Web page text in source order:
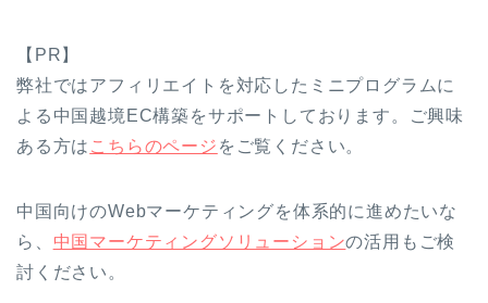
【PR】
弊社ではアフィリエイトを対応したミニプログラムに
よる中国越境EC構築をサポートしております。ご興味
ある方は こちらのページ をご覧ください。
中国向けのWebマーケティングを体系的に進めたいな
ら、 中国マーケティングソリューションの活用もご検
討ください。